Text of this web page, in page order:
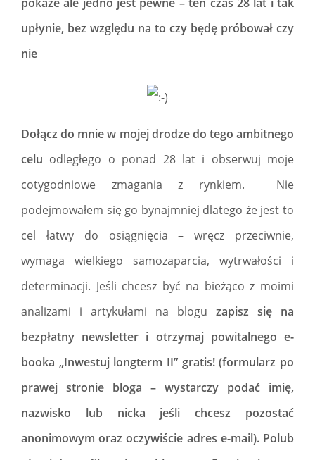
upłynie, bez względu na to czy będę próbował czy
nie
Dołącz do mnie w mojej drodze do tego ambitnego
celu odległego o ponad 28 lat i obserwuj moje
cotygodniowe zmagania z rynkiem. Nie
podejmowałem się go bynajmniej dlatego że jest to
cel łatwy do osiągnięcia – wręcz przeciwnie,
wymaga wielkiego samozaparcia, wytrwałości i
determinacji. Jeśli chcesz być na bieżąco z moimi
analizami i artykułami na blogu zapisz się na
bezpłatny newsletter i otrzymaj powitalnego e-
booka „Inwestuj longterm II” gratis! (formularz po
prawej stronie bloga – wystarczy podać imię,
nazwisko lub nicka jeśli chcesz pozostać
anonimowym oraz oczywiście adres e-mail). Polub